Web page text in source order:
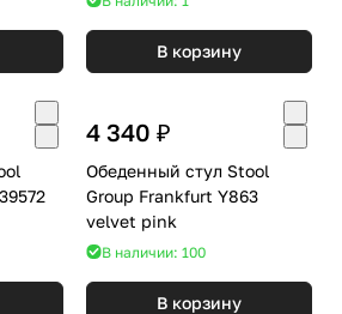
В корзину
4 340 ₽
Обеденный стул Stool
Group Frankfurt Y863
velvet pink
В наличии: 100
В корзину